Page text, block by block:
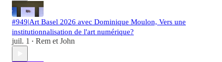
#949|Art Basel 2026 avec Dominique Moulon, Vers une
institutionnalisation de l'art numérique?
juil. 1 • Rem et John